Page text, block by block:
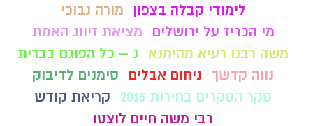
לימודי קבלה בצפון
מורה נבוכי
מי הכריז על ירושלים
מציאת זיווג האמת
משה רבנו רעיא מהימנא
נ – כל הפוגם בברית
נווה קדשך
ניחום אבלים
סימנים לדיבוק
סקר הסקרים בחירות 2015
קריאת קודש
רבי משה חיים לוצטו